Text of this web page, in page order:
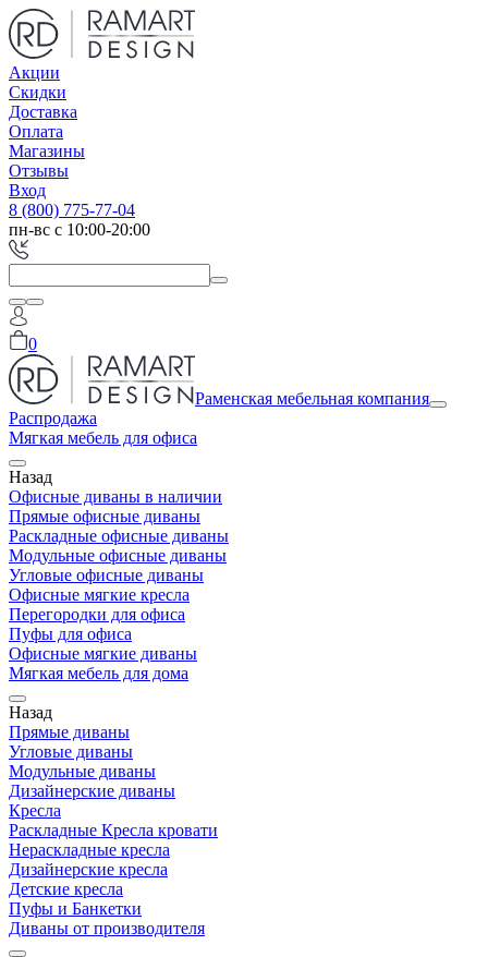
Акции
Скидки
Доставка
Оплата
Магазины
Отзывы
Вход
8 (800) 775-77-04
пн-вс с 10:00-20:00
0
Раменская мебельная компания
Распродажа
Мягкая мебель для офиса
Назад
Офисные диваны в наличии
Прямые офисные диваны
Раскладные офисные диваны
Модульные офисные диваны
Угловые офисные диваны
Офисные мягкие кресла
Перегородки для офиса
Пуфы для офиса
Офисные мягкие диваны
Мягкая мебель для дома
Назад
Прямые диваны
Угловые диваны
Модульные диваны
Дизайнерские диваны
Кресла
Раскладные Кресла кровати
Нераскладные кресла
Дизайнерские кресла
Детские кресла
Пуфы и Банкетки
Диваны от производителя